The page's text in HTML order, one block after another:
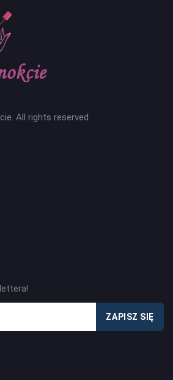
All rights reserved